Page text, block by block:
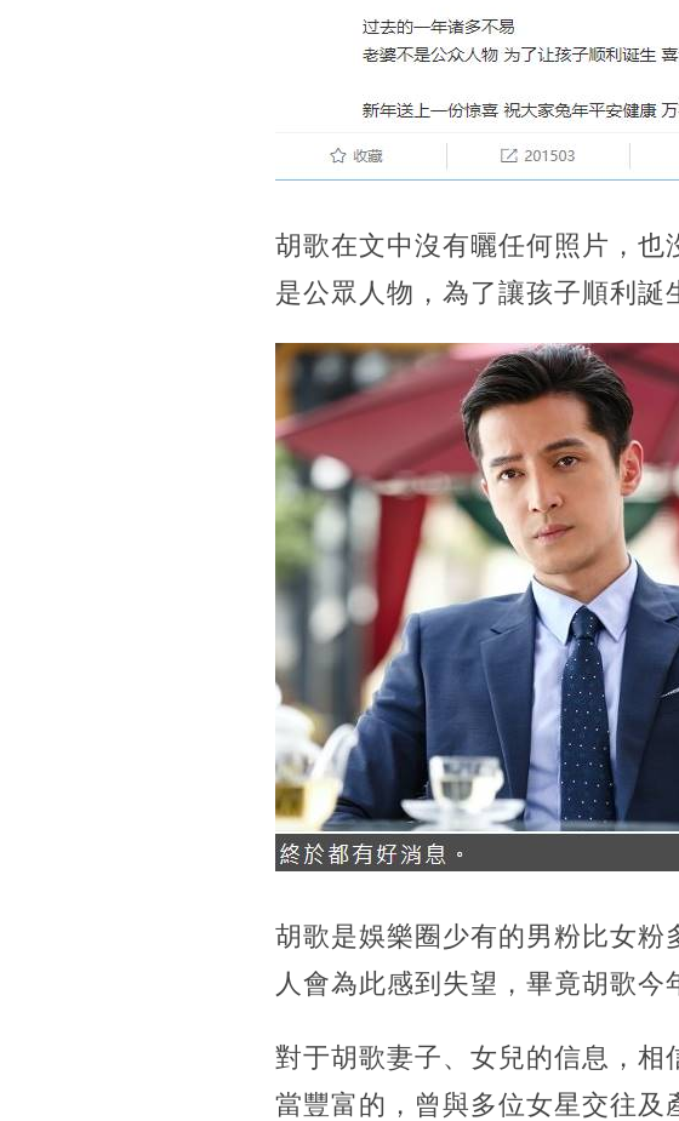
胡歌在文中沒有曬任何照片，
是公眾人物，為了讓孩子順利誕
胡歌是娛樂圈少有的男粉比女
人會為此感到失望，畢竟胡歌今
對于胡歌妻子、女兒的信息，相
當豐富的，曾與多位女星交往及